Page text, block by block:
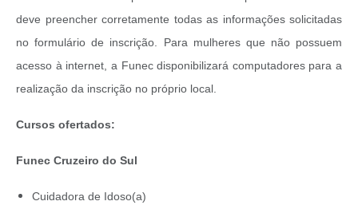
deve preencher corretamente todas as informações solicitadas
no formulário de inscrição. Para mulheres que não possuem
acesso à internet, a Funec disponibilizará computadores para a
realização da inscrição no próprio local.
Cursos ofertados:
Funec Cruzeiro do Sul
Cuidadora de Idoso(a)